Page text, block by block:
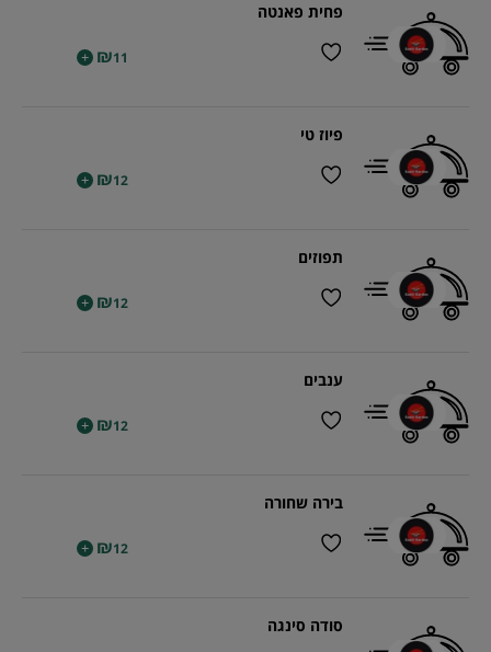
פחית פאנטה
₪11
+
פיוז טי
₪12
+
תפוזים
₪12
+
ענבים
₪12
+
בירה שחורה
₪12
+
סודה סינגה